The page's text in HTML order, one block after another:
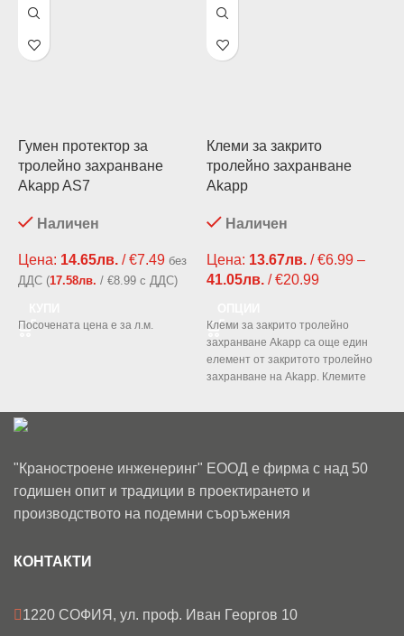
Гумен протектор за
тролейно захранване
Akapp AS7
Наличен
Цена: 14.65лв. / €7.49 без
ДДС (17.58лв. / €8.99 с ДДС)
Посочената цена е за л.м.
Клеми за закрито
тролейно захранване
Akapp
Наличен
Цена: 13.67лв. / €6.99 –
41.05лв. / €20.99
Клеми за закрито тролейно
захранване Akapp са още един
елемент от закритото тролейно
захранване на Akapp. Клемите
"Краностроене инженеринг" ЕООД е фирма с над 50
годишен опит и традиции в проектирането и
производството на подемни съоръжения
КОНТАКТИ
1220 СОФИЯ, ул. проф. Иван Георгов 10